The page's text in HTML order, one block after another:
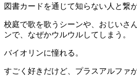
図書カードを通じて知らない人と繋
校庭で歌を歌うシーンや、おじいさ
ンで、なぜかウルウルしてしまう。
バイオリンに憧れる。
すごく好きだけど、プラスアルファ